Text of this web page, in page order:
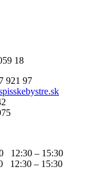
18
921 97
12:30 – 15:30
12:30 – 15:30